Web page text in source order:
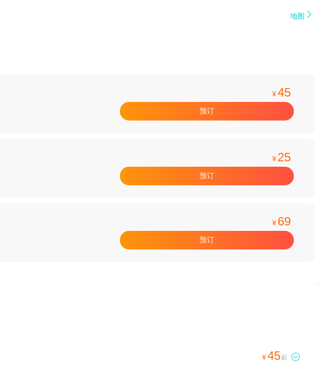
地图 
¥45
预订
¥ 25
预订
¥ 69
预订
¥45起 